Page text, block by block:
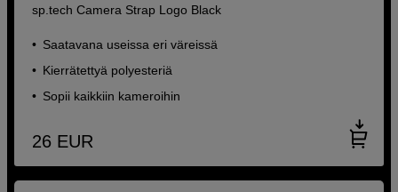
sp.tech Camera Strap Logo Black
Saatavana useissa eri väreissä
Kierrätettyä polyesteriä
Sopii kaikkiin kameroihin
26 EUR